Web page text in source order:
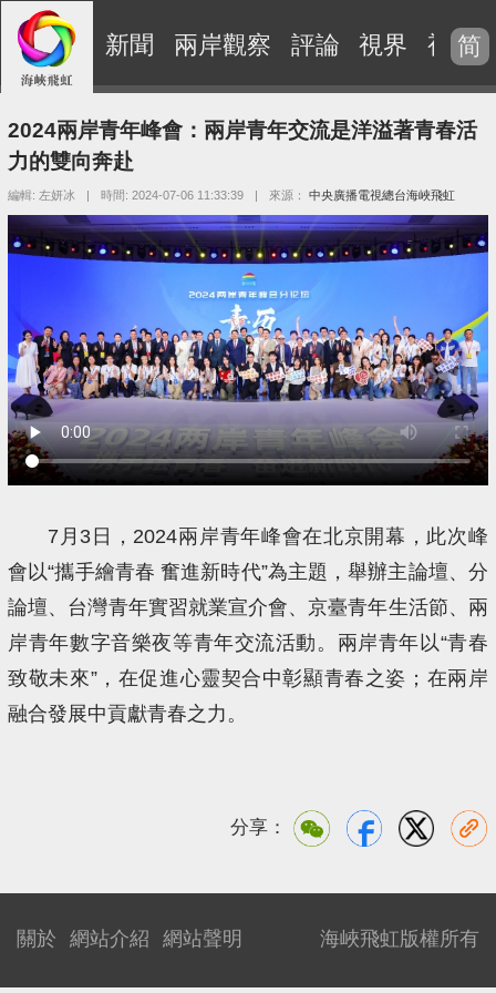
新聞 兩岸觀察 評論 視界 視頻
简
2024兩岸青年峰會：兩岸青年交流是洋溢著青春活
力的雙向奔赴
編輯: 左妍冰 | 時間: 2024-07-06 11:33:39 | 來源：中央廣播電視總台海峽飛虹
7月3日，2024兩岸青年峰會在北京開幕，此次峰
會以“攜手繪青春 奮進新時代”為主題，舉辦主論壇、分
論壇、台灣青年實習就業宣介會、京臺青年生活節、兩
岸青年數字音樂夜等青年交流活動。兩岸青年以“青春
致敬未來”，在促進心靈契合中彰顯青春之姿；在兩岸
融合發展中貢獻青春之力。
分享：
海峽飛虹版權所有
關於 網站介紹 網站聲明